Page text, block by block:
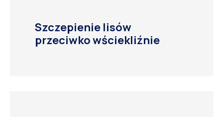
Szczepienie lisów
przeciwko wściekliźnie